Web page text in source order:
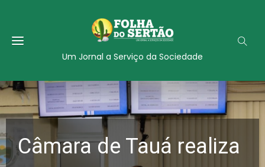
Um Jornal a Serviço da Sociedade
Câmara de Tauá realiza